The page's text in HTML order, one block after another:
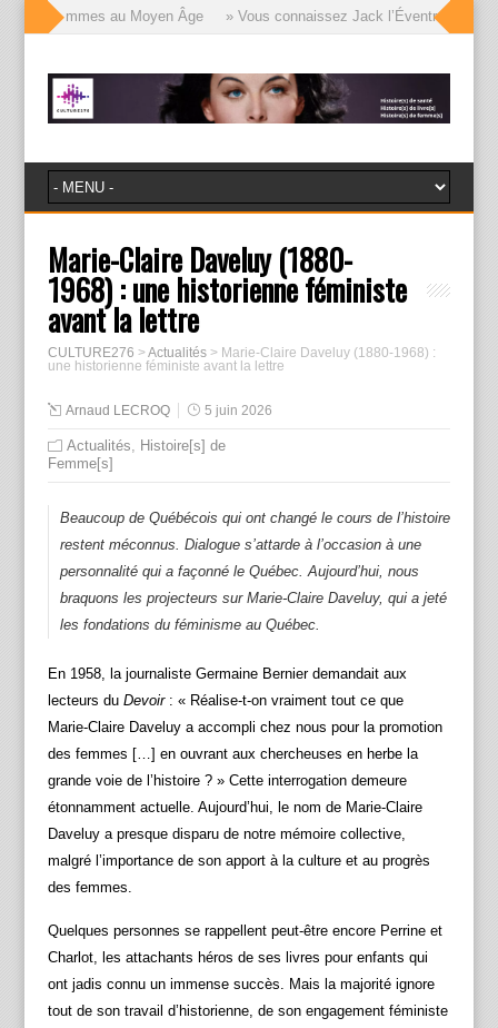
des femmes au Moyen Âge » Vous connaissez Jack l’Éventreur, voici
Marie-Claire Daveluy (1880-
1968) : une historienne féministe
avant la lettre
CULTURE276 >Actualités> Marie-Claire Daveluy (1880-1968) :
une historienne féministe avant la lettre
Arnaud LECROQ 5 juin 2026
Actualités, Histoire[s] de
Femme[s]
Beaucoup de Québécois qui ont changé le cours de l’histoire
restent méconnus. Dialogue s’attarde à l’occasion à une
personnalité qui a façonné le Québec. Aujourd’hui, nous
braquons les projecteurs sur Marie-Claire Daveluy, qui a jeté
les fondations du féminisme au Québec.
En 1958, la journaliste Germaine Bernier demandait aux
lecteurs du Devoir : « Réalise‑t‑on vraiment tout ce que
Marie‑Claire Daveluy a accompli chez nous pour la promotion
des femmes […] en ouvrant aux chercheuses en herbe la
grande voie de l’histoire ? » Cette interrogation demeure
étonnamment actuelle. Aujourd’hui, le nom de Marie‑Claire
Daveluy a presque disparu de notre mémoire collective,
malgré l’importance de son apport à la culture et au progrès
des femmes.
Quelques personnes se rappellent peut-être encore Perrine et
Charlot, les attachants héros de ses livres pour enfants qui
ont jadis connu un immense succès. Mais la majorité ignore
tout de son travail d’historienne, de son engagement féministe